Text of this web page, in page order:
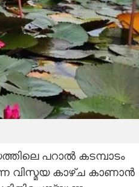
പറാൽ കടമ്പാടം
വിസ്മയ കാഴ്ച കാണാൻ